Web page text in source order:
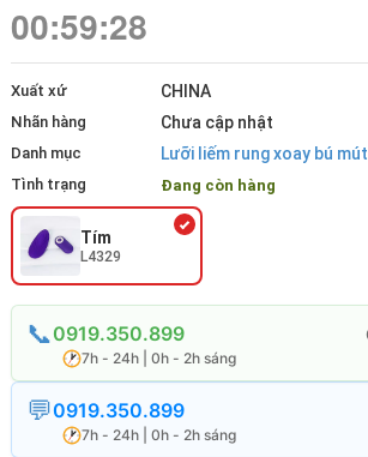
00:59:28
Xuất xứ CHINA
Nhãn hàng Chưa cập nhật
Danh mục Lưỡi liếm rung xoay bú mút
Tình trạng Đang còn hàng
Tím
L4329
0919.350.899
7h - 24h | 0h - 2h sáng
0919.350.899
7h - 24h | 0h - 2h sáng